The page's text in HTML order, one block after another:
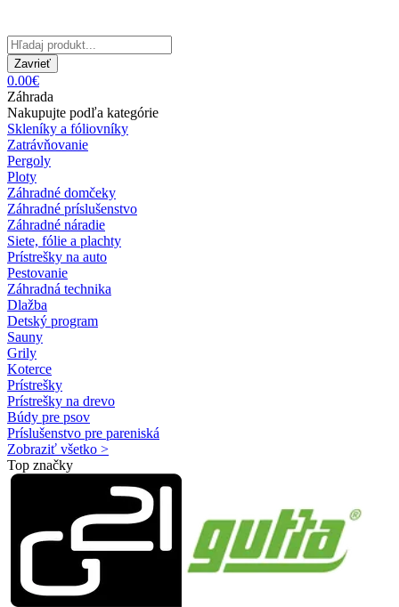
Zavrieť
0.00€
Záhrada
Nakupujte podľa kategórie
Skleníky a fóliovníky
Zatrávňovanie
Pergoly
Ploty
Záhradné domčeky
Záhradné príslušenstvo
Záhradné náradie
Siete, fólie a plachty
Prístrešky na auto
Pestovanie
Záhradná technika
Dlažba
Detský program
Sauny
Grily
Koterce
Prístrešky
Prístrešky na drevo
Búdy pre psov
Príslušenstvo pre pareniská
Zobraziť všetko >
Top značky